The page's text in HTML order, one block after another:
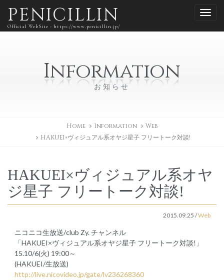
PENICILLIN
Official WebSite - https://www.penicillin.jp/
Information
お知らせ
Home Information
Web
HAKUEI×ヴィジュアル系オヤジ星子 フリートーク対談!
HAKUEI×ヴィジュアル系オヤ
ジ星子 フリートーク対談!
2015.09.25 /Web
ニコニコ生放送/club Zy. チャンネル
「HAKUEI×ヴィジュアル系オヤジ星子 フリートーク対談!」
15.10/6(火) 19:00～
(HAKUEI/生放送)
http://live.nicovideo.jp/gate/lv236268360